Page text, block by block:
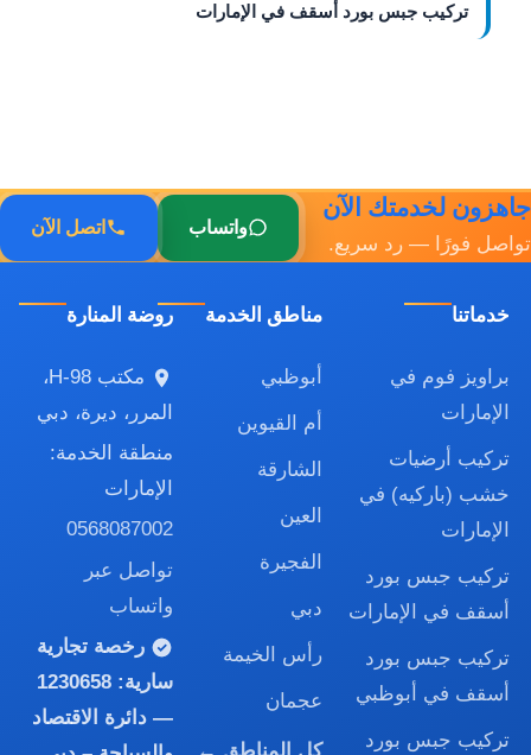
تركيب جبس بورد أسقف في الإمارات
جاهزون لخدمتك الآن
تواصل فورًا — رد سريع.
واتساب اتصل الآن
خدماتنا
براويز فوم في
الإمارات
تركيب أرضيات
خشب (باركيه) في
الإمارات
تركيب جبس بورد
أسقف في الإمارات
تركيب جبس بورد
أسقف في أبوظبي
تركيب جبس بورد
مناطق الخدمة
أبوظبي
أم القيوين
الشارقة
العين
الفجيرة
دبي
رأس الخيمة
عجمان
روضة المنارة
مكتب H-98،
المرر، ديرة، دبي
منطقة الخدمة:
الإمارات
0568087002
تواصل عبر
واتساب
رخصة تجارية
سارية:1230658
— دائرة الاقتصاد